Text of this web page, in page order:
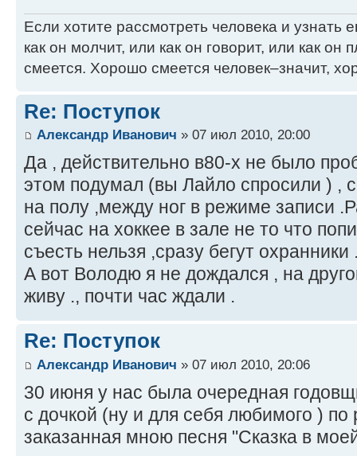
Если хотите рассмотреть человека и узнать
как он молчит, или как он говорит, или как он
смеется. Хорошо смеется человек–значит,
Re: Поступок
Александр Иванович » 07 июл 2010, 20:00
Да , действительно в80-х не было
этом подумал (вы Лайло спросили ) ,
на полу ,между ног в режиме записи
сейчас на хоккее в зале не то что
съесть нельзя ,сразу бегут охранники
А вот Володю я не дождался , на
живу ., почти час ждали .
Re: Поступок
Александр Иванович » 07 июл 2010, 20:06
30 июня у нас была очередная
с дочкой (ну и для себя любимого ) по
заказанная мною песня "Сказка в